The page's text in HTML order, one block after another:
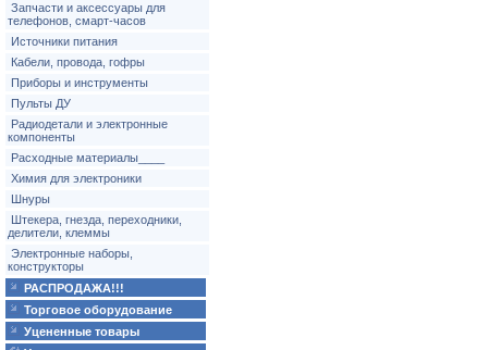
Запчасти и аксессуары для
телефонов, смарт-часов
Источники питания
Кабели, провода, гофры
Приборы и инструменты
Пульты ДУ
Радиодетали и электронные
компоненты
Расходные материалы____
Химия для электроники
Шнуры
Штекера, гнезда, переходники,
делители, клеммы
Электронные наборы,
конструкторы
РАСПРОДАЖА!!!
Торговое оборудование
Уцененные товары